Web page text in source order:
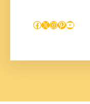
Facebook X InstagramPinterest YouTube